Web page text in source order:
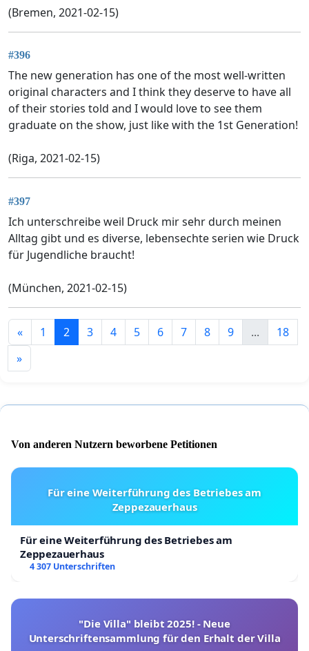
(Bremen, 2021-02-15)
#396
The new generation has one of the most well-written
original characters and I think they deserve to have all
of their stories told and I would love to see them
graduate on the show, just like with the 1st Generation!
(Riga, 2021-02-15)
#397
Ich unterschreibe weil Druck mir sehr durch meinen
Alltag gibt und es diverse, lebensechte serien wie Druck
für Jugendliche braucht!
(München, 2021-02-15)
« 1 2 3 4 5 6 7 8 9 ...
18
»
Von anderen Nutzern beworbene Petitionen
Für eine Weiterführung des Betriebes am
Zeppezauerhaus
Für eine Weiterführung des Betriebes am
Zeppezauerhaus
4 307 Unterschriften
"Die Villa" bleibt 2025! - Neue
Unterschriftensammlung für den Erhalt der Villa